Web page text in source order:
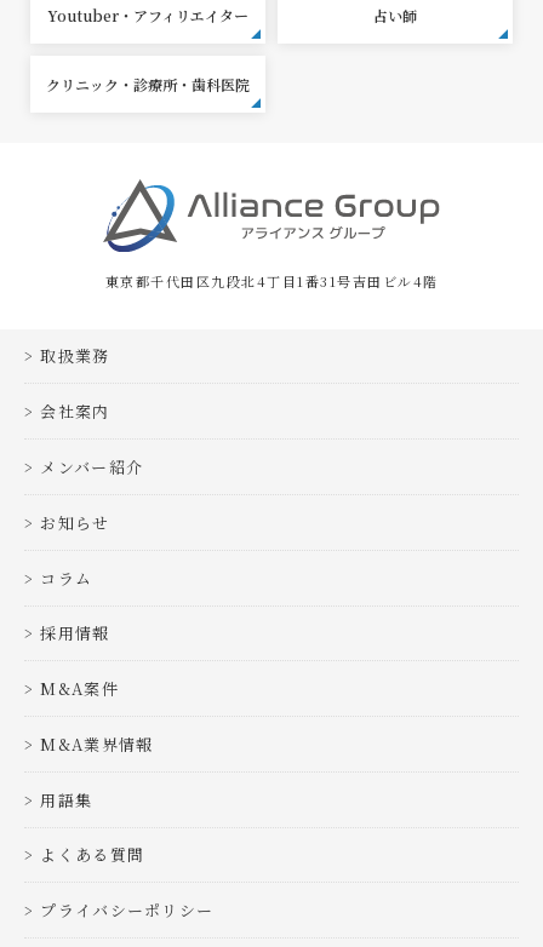
Youtuber・アフィリエイター 占い師
クリニック・診療所・歯科医院
東京都千代田区九段北4丁目1番31号吉田ビル4階
取扱業務
会社案内
メンバー紹介
お知らせ
コラム
採用情報
M&A案件
M&A業界情報
用語集
よくある質問
プライバシーポリシー